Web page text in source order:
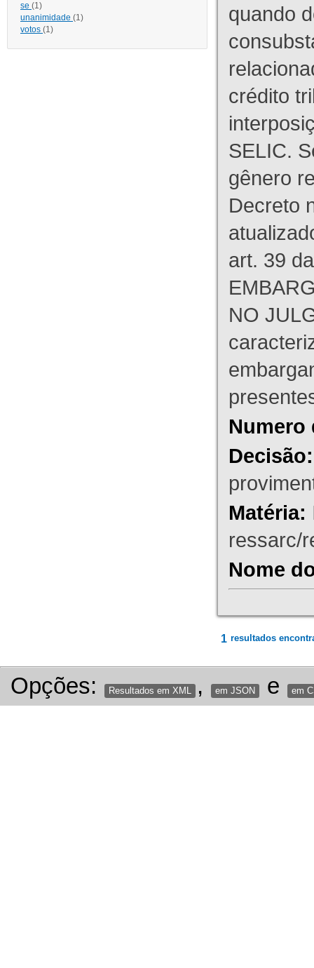
se (1)
unanimidade (1)
votos (1)
quando
crédito
SELIC.
gênero
Decreto
art. 39
NO
Numero
Decisão:
Matéria:
ressarc/
Nome
1 resultados
Opções: Resultados em XML , em JSON e em